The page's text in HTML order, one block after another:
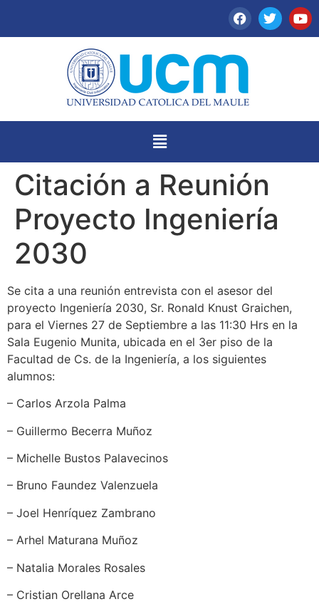
Citación a Reunión
Proyecto Ingeniería
2030
Se cita a una reunión entrevista con el asesor del
proyecto Ingeniería 2030, Sr. Ronald Knust Graichen,
para el Viernes 27 de Septiembre a las 11:30 Hrs en la
Sala Eugenio Munita, ubicada en el 3er piso de la
Facultad de Cs. de la Ingeniería, a los siguientes
alumnos:
– Carlos Arzola Palma
– Guillermo Becerra Muñoz
– Michelle Bustos Palavecinos
– Bruno Faundez Valenzuela
– Joel Henríquez Zambrano
– Arhel Maturana Muñoz
– Natalia Morales Rosales
– Cristian Orellana Arce